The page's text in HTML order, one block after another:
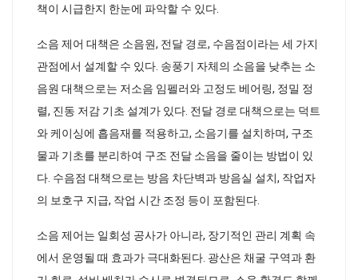
책이 시급한지 한눈에 파악할 수 있다.
소음 제어 대책은 소음원, 전달 경로, 수음점이라는 세 가지
관점에서 설계할 수 있다. 송풍기 자체의 소음을 낮추는 소
음원 대책으로는 저소음 임펠러와 고정도 베어링, 정밀 정
렬, 진동 저감 기초 설계가 있다. 전달 경로 대책으로는 덕트
와 케이싱에 흡음재를 적용하고, 소음기를 설치하며, 구조
물과 기초를 분리하여 구조 전달 소음을 줄이는 방법이 있
다. 수음점 대책으로는 방음 차단벽과 방음실 설치, 작업자
의 보호구 지급, 작업 시간 조정 등이 포함된다.
소음 제어는 일회성 공사가 아니라, 장기적인 관리 계획 속
에서 운영될 때 효과가 극대화된다. 광산은 채굴 구역과 환